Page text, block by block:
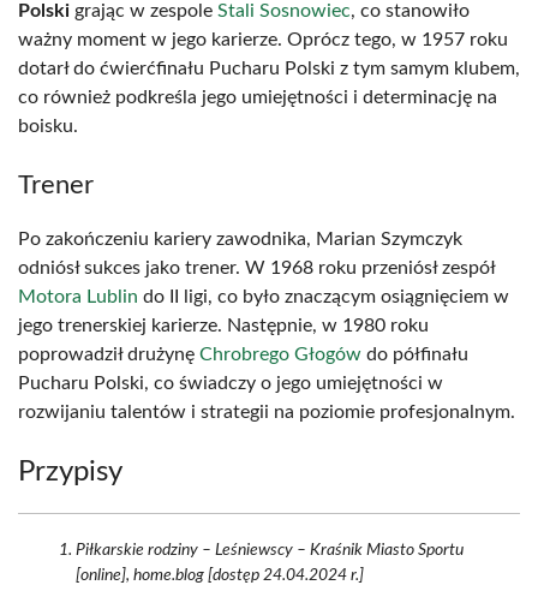
Polski grając w zespole Stali Sosnowiec, co stanowiło
ważny moment w jego karierze. Oprócz tego, w 1957 roku
dotarł do ćwierćfinału Pucharu Polski z tym samym klubem,
co również podkreśla jego umiejętności i determinację na
boisku.
Trener
Po zakończeniu kariery zawodnika, Marian Szymczyk
odniósł sukces jako trener. W 1968 roku przeniósł zespół
Motora Lublin do II ligi, co było znaczącym osiągnięciem w
jego trenerskiej karierze. Następnie, w 1980 roku
poprowadził drużynę Chrobrego Głogów do półfinału
Pucharu Polski, co świadczy o jego umiejętności w
rozwijaniu talentów i strategii na poziomie profesjonalnym.
Przypisy
Piłkarskie rodziny – Leśniewscy – Kraśnik Miasto Sportu
[online], home.blog [dostęp 24.04.2024 r.]